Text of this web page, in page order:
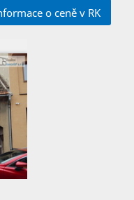
o ceně v RK